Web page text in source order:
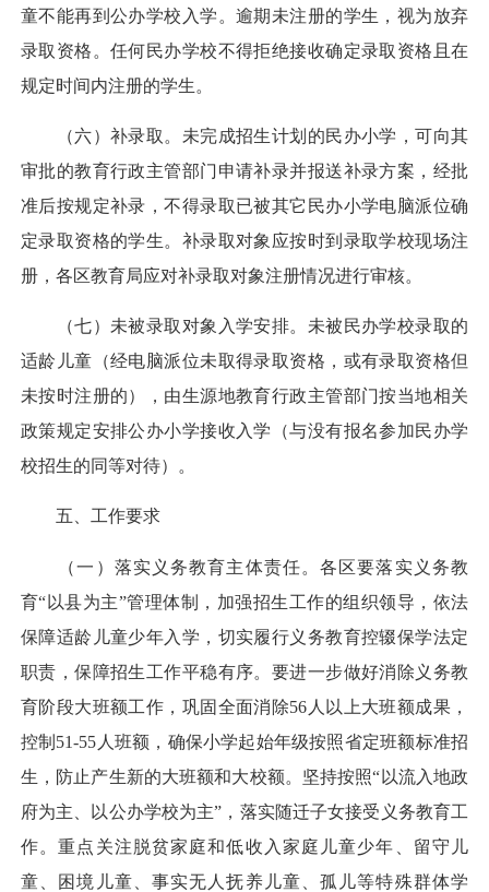
童不能再到公办学校入学。逾期未注册的学生，视为放弃
录取资格。任何民办学校不得拒绝接收确定录取资格且在
规定时间内注册的学生。
（六）补录取。未完成招生计划的民办小学，可向其
审批的教育行政主管部门申请补录并报送补录方案，经批
准后按规定补录，不得录取已被其它民办小学电脑派位确
定录取资格的学生。补录取对象应按时到录取学校现场注
册，各区教育局应对补录取对象注册情况进行审核。
（七）未被录取对象入学安排。未被民办学校录取的
适龄儿童（经电脑派位未取得录取资格，或有录取资格但
未按时注册的），由生源地教育行政主管部门按当地相关
政策规定安排公办小学接收入学（与没有报名参加民办学
校招生的同等对待）。
五、工作要求
（一）落实义务教育主体责任。各区要落实义务教
育“以县为主”管理体制，加强招生工作的组织领导，依法
保障适龄儿童少年入学，切实履行义务教育控辍保学法定
职责，保障招生工作平稳有序。要进一步做好消除义务教
育阶段大班额工作，巩固全面消除56人以上大班额成果，
控制51-55人班额，确保小学起始年级按照省定班额标准招
生，防止产生新的大班额和大校额。坚持按照“以流入地政
府为主、以公办学校为主”，落实随迁子女接受义务教育工
作。重点关注脱贫家庭和低收入家庭儿童少年、留守儿
童、困境儿童、事实无人抚养儿童、孤儿等特殊群体学